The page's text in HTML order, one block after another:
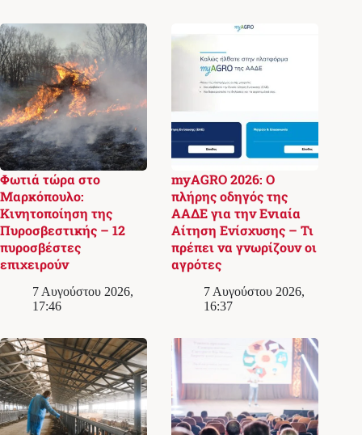
Φωτιά τώρα στο
Μαρκόπουλο:
Κινητοποίηση της
Πυροσβεστικής – 12
πυροσβέστες
επιχειρούν
7 Αυγούστου 2026,
17:46
myAGRO 2026: Ο
πλήρης οδηγός της
ΑΑΔΕ για την Ενιαία
Αίτηση Ενίσχυσης – Τι
πρέπει να γνωρίζουν οι
αγρότες
7 Αυγούστου 2026,
16:37